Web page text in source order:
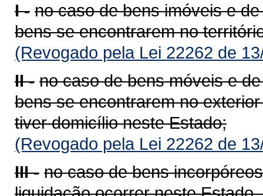
I - no caso de bens imóveis e
bens se encontrarem no
(Revogado pela Lei 22262 de
II - no caso de bens móveis e
bens se encontrarem no
tiver domicílio neste Estado;
(Revogado pela Lei 22262 de
III - no caso de bens